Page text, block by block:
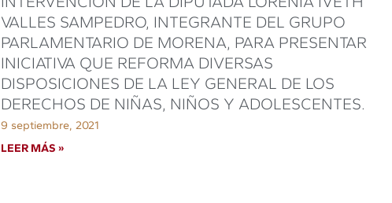
VALLES SAMPEDRO, INTEGRANTE DEL GRUPO
PARLAMENTARIO DE MORENA, PARA PRESENTAR
INICIATIVA QUE REFORMA DIVERSAS
DISPOSICIONES DE LA LEY GENERAL DE LOS
DERECHOS DE NIÑAS, NIÑOS Y ADOLESCENTES.
9 septiembre, 2021
LEER MÁS »